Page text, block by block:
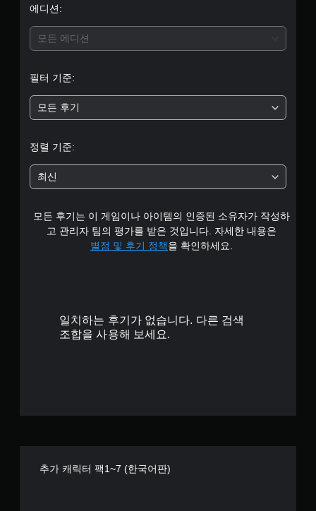
중
평
5
개
별
에디션:
모든 에디션
필터 기준:
모든 후기
정렬 기준:
최신
모든 후기는 이 게임이나 아이템의 인증된 소유자가 작성하
고 관리자 팀의 평가를 받은 것입니다. 자세한 내용은
별점 및 후기 정책을 확인하세요.
일치하는 후기가 없습니다. 다른 검색
조합을 사용해 보세요.
추가 캐릭터 팩1~7 (한국어판)